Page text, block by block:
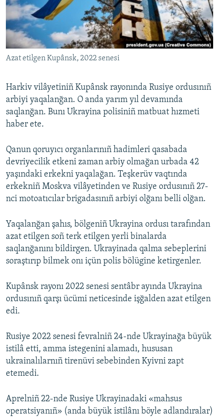
Русский
Українською
QOŞULIÑIZ!
RFE/RS bütün saytları
Azat etilgen Kupânsk, 2022 senesi
Harkiv vilâyetiniñ Kupânsk rayonında Rusiye ordusınıñ
arbiyi yaqalanğan. O anda yarım yıl devamında
saqlanğan. Bunı Ukrayina polisiniñ matbuat hızmeti
haber ete.
Qanun qoruyıcı organlarınıñ hadimleri qasabada
devriyecilik etkeni zaman arbiy olmağan urbada 42
yaşındaki erkekni yaqalağan. Teşkerüv vaqtında
erkekniñ Moskva vilâyetinden ve Rusiye ordusınıñ 27-
nci motoatıcılar brigadasınıñ arbiyi olğanı belli olğan.
Yaqalanğan şahıs, bölgeniñ Ukrayina ordusı tarafından
azat etilgen soñ terk etilgen yerli binalarda
saqlanğanını bildirgen. Ukrayinada qalma sebeplerini
soraştırıp bilmek onı içün polis bölügine ketirgenler.
Kupânsk rayonı 2022 senesi sentâbr ayında Ukrayina
ordusınıñ qarşı ücümi neticesinde işğalden azat etilgen
edi.
Rusiye 2022 senesi fevralniñ 24-nde Ukrayinağa büyük
istilâ etti, amma istegenini alamadı, hususan
ukrainalılarnıñ tirenüvi sebebinden Kyivni zapt
etemedi.
Aprelniñ 22-nde Rusiye Ukrayinadaki «mahsus
operatsiyanıñ» (anda büyük istilânı böyle adlandıralar)